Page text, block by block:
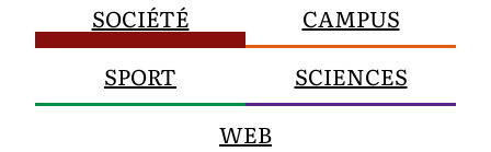
SOCIÉTÉ
CAMPUS
SPORT
SCIENCES
WEB